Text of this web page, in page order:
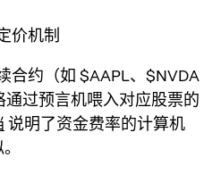
价机制
合约（如 $AAPL、$NVDA
通过预言机喂入对应股票的
说明了资金费率的计算机